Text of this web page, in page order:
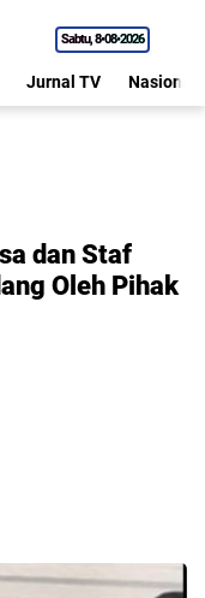
Sabtu 8•08•2026
Jurnal TV Nasional
dan Staf
Oleh Pihak